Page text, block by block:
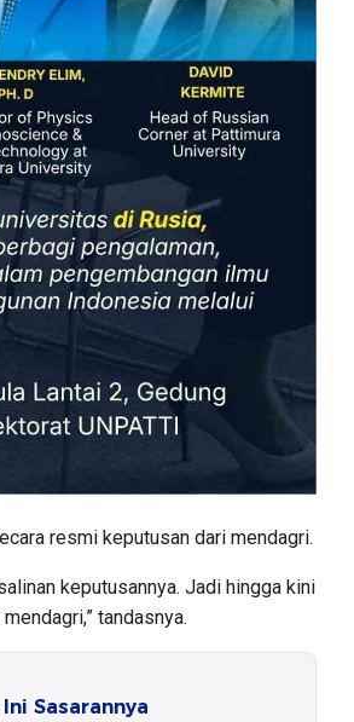
resmi keputusan dari mendagri.
keputusannya. Jadi hingga kini
tandasnya.
Sasarannya